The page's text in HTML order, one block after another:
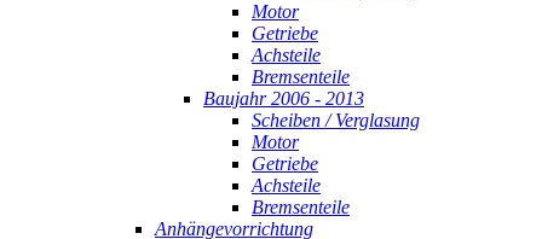
Motor
Getriebe
Achsteile
Bremsenteile
Baujahr 2006 - 2013
Scheiben / Verglasung
Motor
Getriebe
Achsteile
Bremsenteile
Anhängevorrichtung